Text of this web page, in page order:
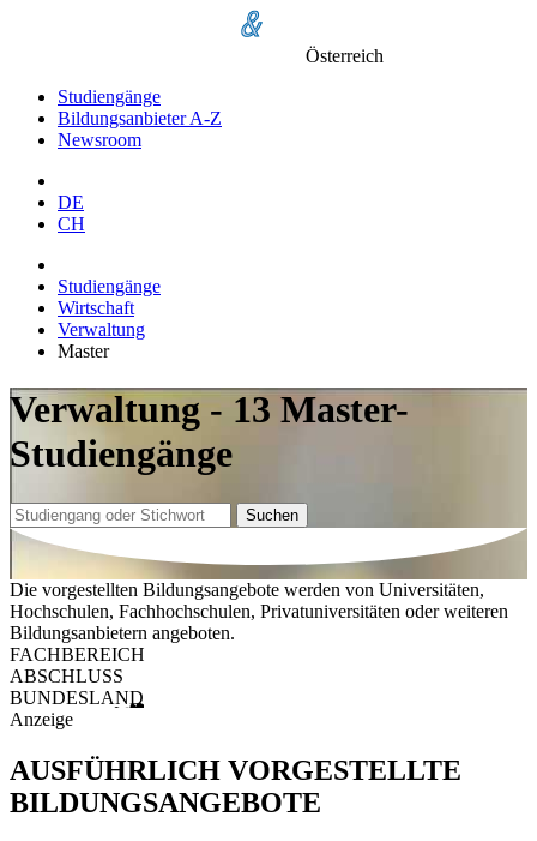
Österreich
Studiengänge
Bildungsanbieter A-Z
Newsroom
DE
CH
Studiengänge
Wirtschaft
Verwaltung
Master
Verwaltung - 13 Master-
Studiengänge
Suchen
Die vorgestellten Bildungsangebote werden von Universitäten,
Hochschulen, Fachhochschulen, Privatuniversitäten oder weiteren
Bildungsanbietern angeboten.
FACHBEREICH
ABSCHLUSS
BUNDESLAND
Anzeige
AUSFÜHRLICH VORGESTELLTE
BILDUNGSANGEBOTE